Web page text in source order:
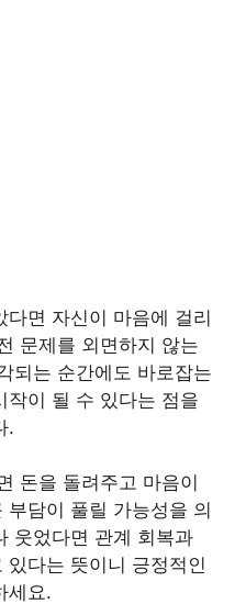
다면 자신이 마음에 걸리
문제를 외면하지 않는
되는 순간에도 바로잡는
작이 될 수 있다는 점을
.
돈을 돌려주고 마음이
담이 풀릴 가능성을 의
웃었다면 관계 회복과
다는 뜻이니 긍정적인
세요.